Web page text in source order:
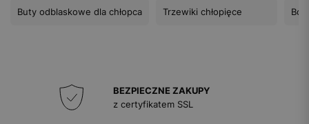
Buty odblaskowe dla chłopca Trzewiki chłopięce
BEZPIECZNE ZAKUPY
z certyfikatem SSL